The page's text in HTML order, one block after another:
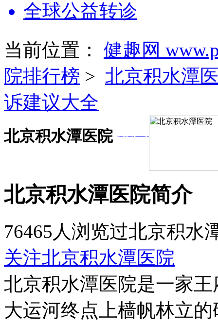
全球公益转诊
当前位置： 健趣网
院排行榜 > 北京积水潭
诉建议大全
北京积水潭医院
北京积水潭医院简介
76465人浏览过北京积水
关注北京积水潭医院
北京积水潭医院是一家
大运河终点上樯帆林立